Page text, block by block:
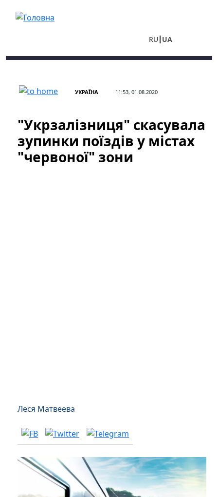
RU UA
УКРАЇНА 11:53, 01.08.2020
"Укрзалізниця" скасувала
зупинки поїздів у містах
"червоної" зони
Леся Матвеева